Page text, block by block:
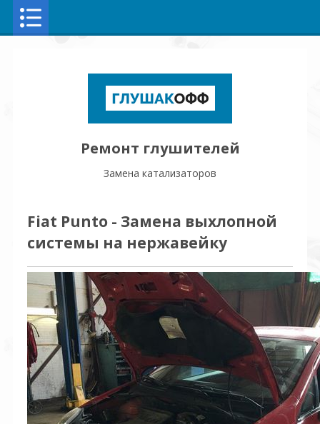
Ремонт глушителей
Замена катализаторов
Fiat Punto - Замена выхлопной
системы на нержавейку